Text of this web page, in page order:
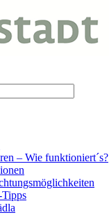
– Wie funktioniert´s?